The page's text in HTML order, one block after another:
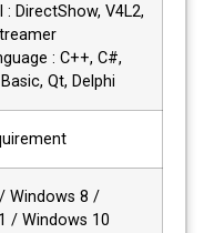
DirectShow, V4L2,
: C++, C#,
Qt, Delphi
Windows 8 /
/ Windows 10